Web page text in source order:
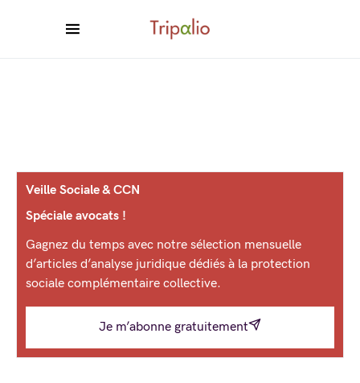
Veille Sociale & CCN
Spéciale avocats !
Gagnez du temps avec notre sélection mensuelle
d’articles d’analyse juridique dédiés à la protection
sociale complémentaire collective.
Je m’abonne gratuitement